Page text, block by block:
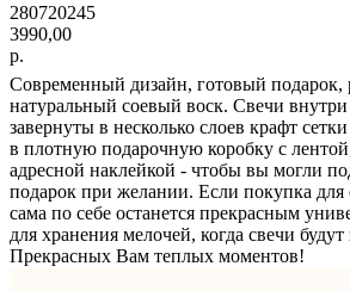
280720245
3990,00
р.
Современный дизайн, готовый подарок,
натуральный соевый воск. Свечи
завернуты в несколько слоев крафт
в плотную подарочную коробку с
адресной наклейкой - чтобы вы могли
подарок при желании. Если покупка для
сама по себе останется прекрасным
для хранения мелочей, когда свечи
Прекрасных Вам теплых моментов!